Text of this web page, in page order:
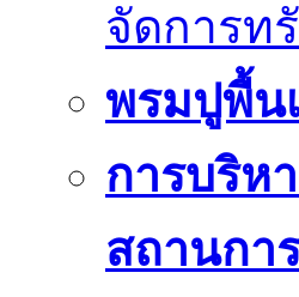
จัดการท
พรมปูพื้น
การบริห
สถานกา